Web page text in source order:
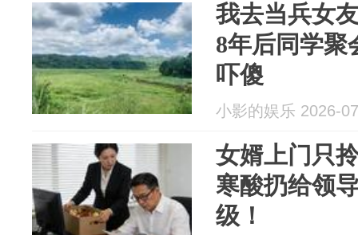
我去当兵女
8年后同学聚
吓傻
小影的娱乐 2026-
女婿上门只
寒酸扔给领
级！